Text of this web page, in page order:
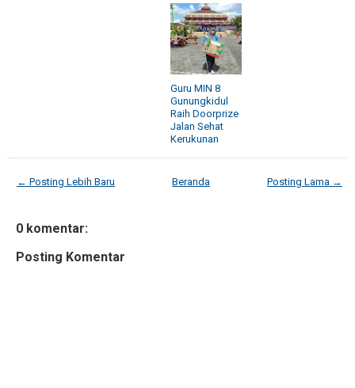
Guru MIN 8
Gunungkidul
Raih Doorprize
Jalan Sehat
Kerukunan
← Posting Lebih Baru Posting Lama →
Beranda
0 komentar:
Posting Komentar